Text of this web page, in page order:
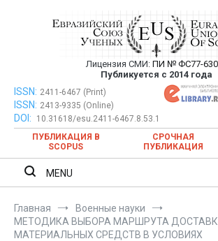
Евразийский Союз
публикация научных
ежемесячном
Лицензия СМИ: ПИ № ФС77-
Публикуется с 2014 года
Евразийский Союз Ученых — публикация
ежемесячном научном
ISSN: 2411-6467 (Print)
ISSN: 2413-9335 (Online)
DOI:
10.31618/esu.2411-6467.8.53.1
ПУБЛИКАЦИЯ В
SCOPUS
СРОЧНАЯ
ПУБЛИКАЦИЯ
MENU
Главная
Военные науки
МЕТОДИКА ВЫБОРА МАРШРУТА
МАТЕРИАЛЬНЫХ СРЕДСТВ В УСЛОВИЯХ